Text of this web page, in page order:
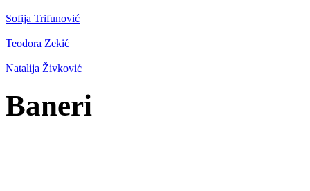
Sofija Trifunović
Teodora Zekić
Natalija Živković
Baneri